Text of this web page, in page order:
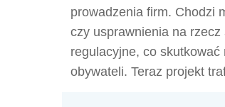
prowadzenia firm. Chodzi
czy usprawnienia na
regulacyjne, co
obywateli. Teraz projekt